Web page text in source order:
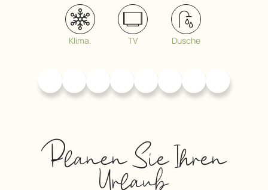
Klima. TV Dusche
Planen Sie Ihren
Urlaub